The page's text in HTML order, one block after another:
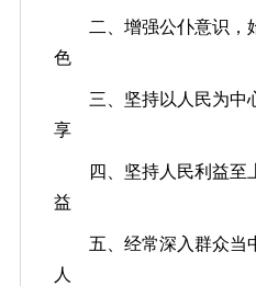
二、增强公仆意识，
色
三、坚持以人民为中
享
四、坚持人民利益至
益
五、经常深入群众当
人